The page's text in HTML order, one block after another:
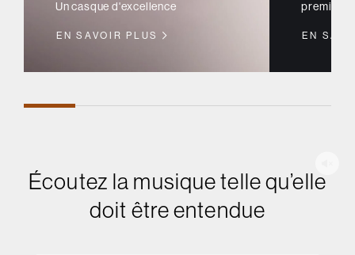
Un casque d'excellence
EN SAVOIR PLUS
première
EN
Écoutez la musique telle qu’elle
doit être entendue